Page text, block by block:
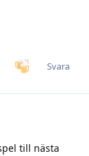
Svara
till nästa